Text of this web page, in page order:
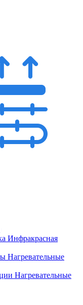
Инфракрасная
Нагревательные
Нагревательные